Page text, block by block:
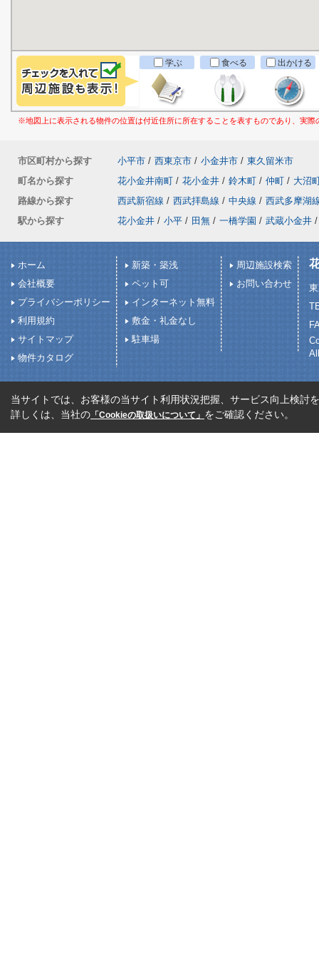
学ぶ 食べる 出かける
※地図上に表示される物件の位置は付近住所に所在することを表すものであり、実
市区町村から探す 小平市 / 西東京市 / 小金井市 / 東久留米市
町名から探す
花小金井南町 / 花小金井 / 鈴木町 / 仲町 / 大沼
路線から探す
西武新宿線 / 西武拝島線 / 中央線 / 西武多摩湖
駅から探す
花小金井 / 小平 / 田無 / 一橋学園 / 武蔵小金井 /
ホーム
会社概要
プライバシーポリシー
利用規約
サイトマップ
物件カタログ
新築・築浅
ペット可
インターネット無料
敷金・礼金なし
駐車場
周辺施設検索
お問い合わせ
当サイトでは、お客様の当サイト利用状況把握、サービス向上検討
詳しくは、当社の 「Cookieの取扱いについて」 をご確認ください。